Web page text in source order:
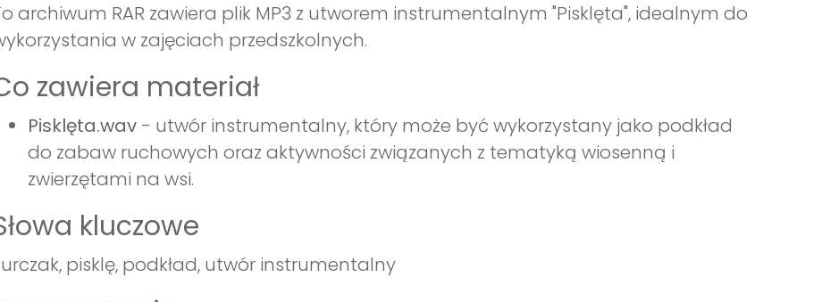
archiwum RAR zawiera plik MP3 z utworem instrumentalnym "Pisklęta", idealnym do
w zajęciach przedszkolnych.
zawiera materiał
Pisklęta.wav - utwór instrumentalny, który może być wykorzystany jako podkład
do zabaw ruchowych oraz aktywności związanych z tematyką wiosenną i
zwierzętami na wsi.
kluczowe
pisklę, podkład, utwór instrumentalny